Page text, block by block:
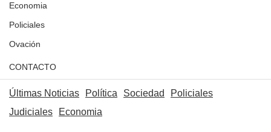
Economia
Policiales
Ovación
CONTACTO
Últimas Noticias Política Sociedad
Policiales
Judiciales
Economia